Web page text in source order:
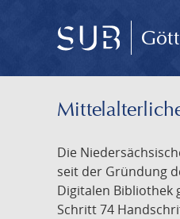
Die
seit der Gründung
Digitalen Bibliothek
Schritt 74